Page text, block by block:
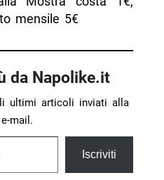
mensile 5€
da Napolike.it
ultimi articoli inviati alla
mail.
Iscriviti